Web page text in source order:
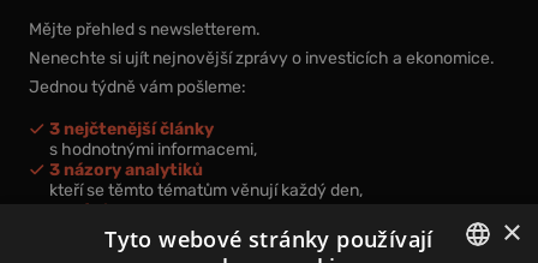
Mějte přehled s newsletterem.
Nenechte si ujít nejnovější zprávy o investicích a ekonomice.
Jednou týdně vám pošleme:
3 nejčtenější články
s hodnotnými informacemi,
3 názory analytiků
kteří se těmto tématům věnují každý den,
nová videa a podcasty
k prohloubení vašich znalostí.
×
Tyto webové stránky používají